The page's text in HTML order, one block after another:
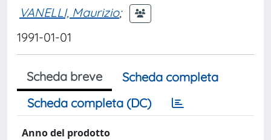
VANELLI, Maurizio;
1991-01-01
Scheda breve
Scheda completa
Scheda completa (DC)
Anno del prodotto